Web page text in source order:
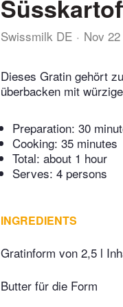
Swissmilk DE Nov 22
Dieses Gratin gehört
überbacken mit
Preparation: 30
Cooking: 35 minutes
Total: about 1 hour
Serves: 4 persons
INGREDIENTS
Gratinform von 2,5 l
Butter für die Form